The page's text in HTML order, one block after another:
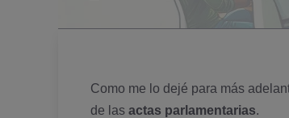
Como me lo dejé para más
de las actas parlamentarias.